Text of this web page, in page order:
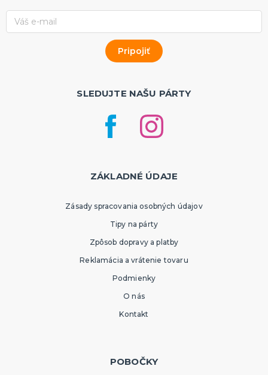
SLEDUJTE NAŠU PÁRTY
ZÁKLADNÉ ÚDAJE
Zásady spracovania osobných údajov
Tipy na párty
Zpôsob dopravy a platby
Reklamácia a vrátenie tovaru
Podmienky
O nás
Kontakt
POBOČKY